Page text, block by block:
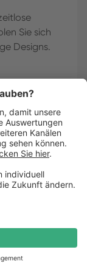
Sie sich
Designs.
buchen